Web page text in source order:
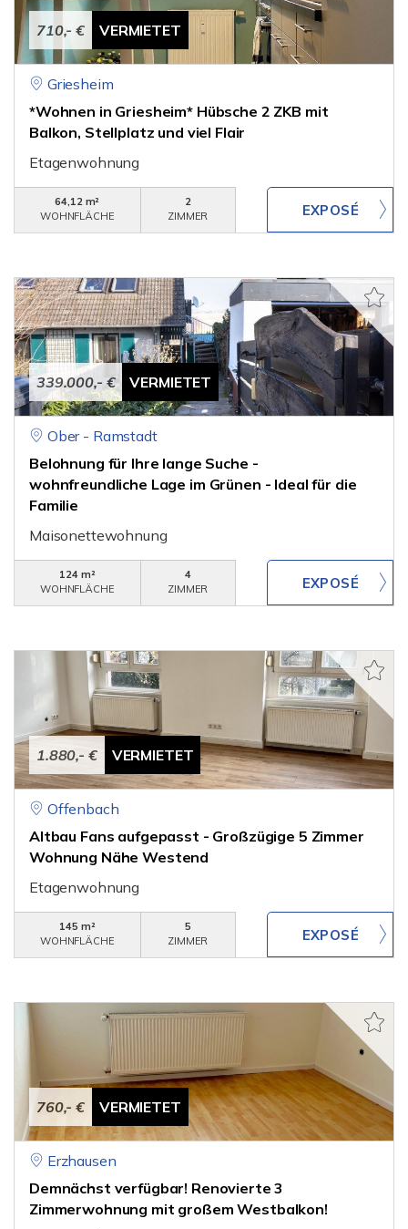
710,- € VERMIETET
Griesheim
*Wohnen in Griesheim* Hübsche 2 ZKB mit
Balkon, Stellplatz und viel Flair
Etagenwohnung
64,12 m²
WOHNFLÄCHE
2
ZIMMER
339.000,- € VERMIETET
Ober - Ramstadt
Belohnung für Ihre lange Suche -
wohnfreundliche Lage im Grünen - Ideal für die
Familie
Maisonettewohnung
124 m²
WOHNFLÄCHE
4
ZIMMER
1.880,- € VERMIETET
Offenbach
Altbau Fans aufgepasst - Großzügige 5 Zimmer
Wohnung Nähe Westend
Etagenwohnung
145 m²
WOHNFLÄCHE
5
ZIMMER
760,- € VERMIETET
Erzhausen
Demnächst verfügbar! Renovierte 3
Zimmerwohnung mit großem Westbalkon!